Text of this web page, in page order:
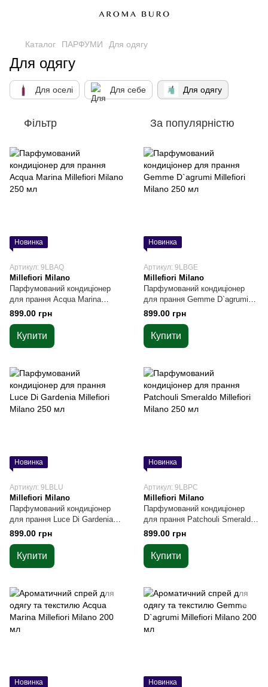
Каталог ПАРФУМИ Для одягу
Для одягу
Для оселі Для себе Для одягу
Фільтр За популярністю
Новинка
Артикул: 9LBAQ
Millefiori Milano
Парфумований кондиціонер
для прання Acqua Marina
Millefiori Milano 250 мл
899.00 грн
Купити
Новинка
Артикул: 9LBGE
Millefiori Milano
Парфумований кондиціонер
для прання Gemme D`agrumi
Millefiori Milano 250 мл
899.00 грн
Купити
Новинка
Артикул: 9LBLU
Millefiori Milano
Парфумований кондиціонер
для прання Luce Di Gardenia
Millefiori Milano 250 мл
899.00 грн
Купити
Новинка
Артикул: 9LBPC
Millefiori Milano
Парфумований кондиціонер
для прання Patchouli Smeraldo
Millefiori Milano 250 мл
899.00 грн
Купити
Новинка Новинка